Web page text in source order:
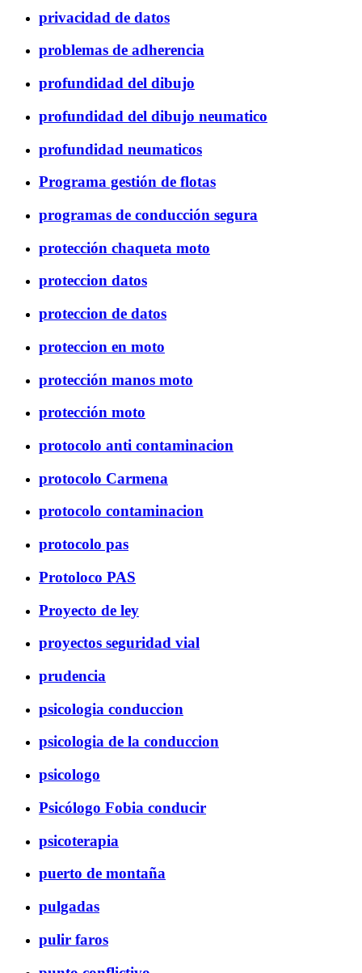
privacidad de datos
problemas de adherencia
profundidad del dibujo
profundidad del dibujo neumatico
profundidad neumaticos
Programa gestión de flotas
programas de conducción segura
protección chaqueta moto
proteccion datos
proteccion de datos
proteccion en moto
protección manos moto
protección moto
protocolo anti contaminacion
protocolo Carmena
protocolo contaminacion
protocolo pas
Protoloco PAS
Proyecto de ley
proyectos seguridad vial
prudencia
psicologia conduccion
psicologia de la conduccion
psicologo
Psicólogo Fobia conducir
psicoterapia
puerto de montaña
pulgadas
pulir faros